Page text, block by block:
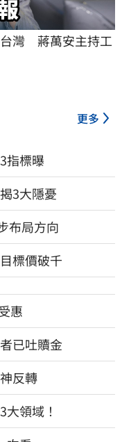
灣　蔣萬安主持工
更多
指標曝
3大隱憂
布局方向
標價破千
惠
已吐贖金
反轉
領域！